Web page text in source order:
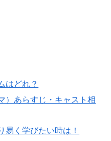
はどれ？
）あらすじ・キャスト相
易く学びたい時は！